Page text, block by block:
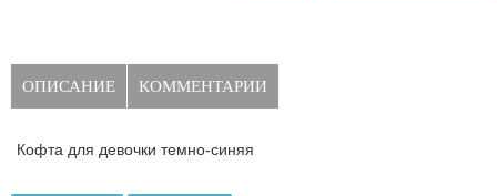
ОПИСАНИЕ КОММЕНТАРИИ
Кофта для девочки темно-синяя